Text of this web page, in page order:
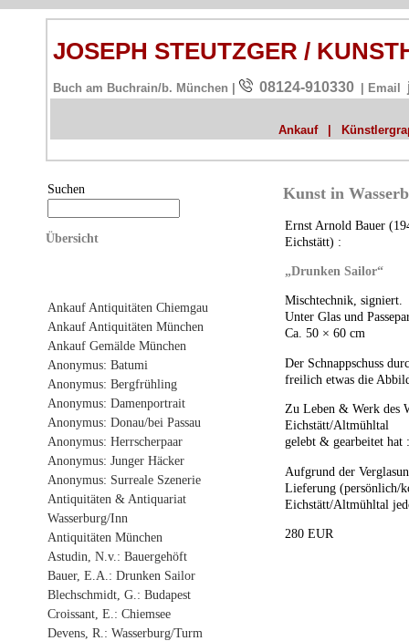
JOSEPH STEUTZGER /
Buch am Buchrain/b. München | 08124-910330 | Email
Ankauf
Suchen
Übersicht
Ankauf Antiquitäten Chiemgau
Ankauf Antiquitäten München
Ankauf Gemälde München
Anonymus: Batumi
Anonymus: Bergfrühling
Anonymus: Damenportrait
Anonymus: Donau/bei Passau
Anonymus: Herrscherpaar
Anonymus: Junger Häcker
Anonymus: Surreale Szenerie
Antiquitäten & Antiquariat
Wasserburg/Inn
Antiquitäten München
Astudin, N.v.: Bauergehöft
Bauer, E.A.: Drunken Sailor
Blechschmidt, G.: Budapest
Croissant, E.: Chiemsee
Devens, R.: Wasserburg/Turm
Kunst in
Ernst Arnold Bauer
Eichstätt) :
„Drunken Sailor“
Mischtechnik, signiert.
Unter Glas und
Ca. 50 × 60 cm
Der Schnappschuss
freilich etwas die
Zu Leben & Werk des
Eichstätt/Altmühltal
gelebt & gearbeitet
Aufgrund der
Lieferung (persönlich/
Eichstätt/Altmühltal
280 EUR